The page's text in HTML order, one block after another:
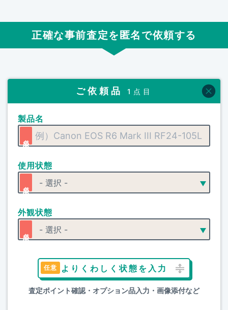
正確な事前査定を匿名で依頼する
ご依頼品 1点目
製品名
使用状態
外観状態
よりくわしく状態を入力
査定ポイント確認・オプション品入力・画像添付など